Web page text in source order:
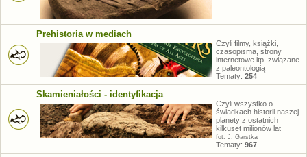
Prehistoria w mediach
Czyli filmy, książki,
czasopisma, strony
internetowe itp. związane
z paleontologią
Tematy: 254
Skamieniałości - identyfikacja
Czyli wszystko o
świadkach historii naszej
planety z ostatnich
kilkuset milionów lat
fot. J. Garstka
Tematy: 967